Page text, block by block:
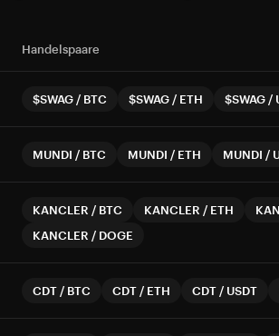
Handelspaare
$SWAG / BTC $SWAG / ETH $SWAG /
MUNDI / BTC MUNDI / ETH MUNDI /
KANCLER / BTC KANCLER / ETH
KANCLER / DOGE
CDT / BTC CDT / ETH CDT / USDT